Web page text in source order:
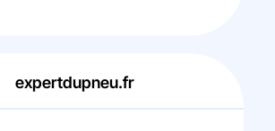
expertdupneu.fr